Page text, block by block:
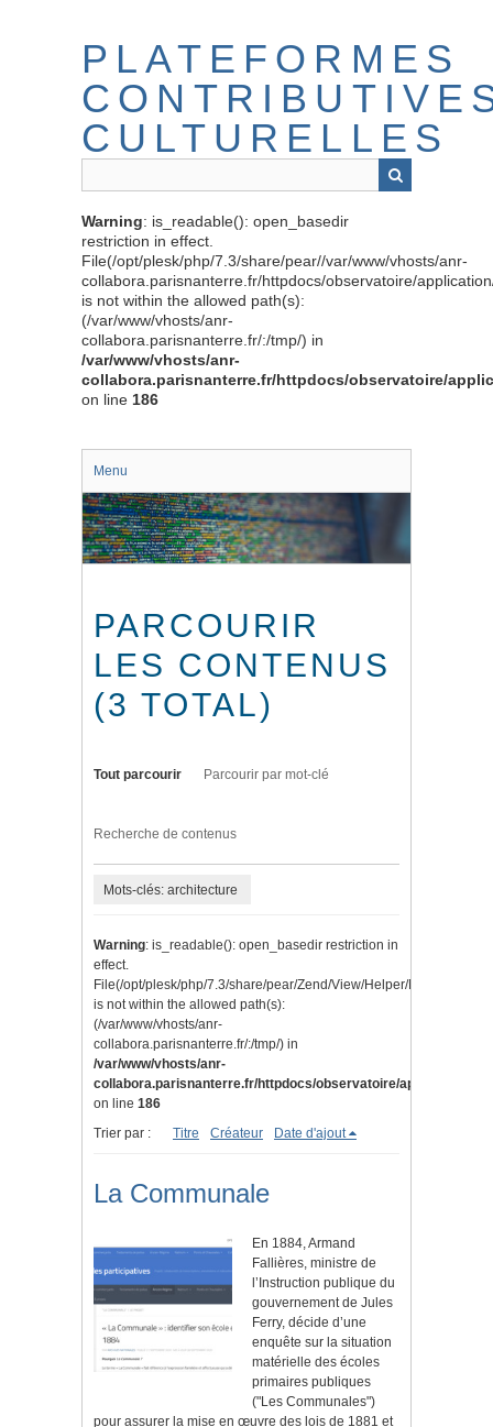
PLATEFORMES
CULTURELLES
Warning: is_readable(): open_basedir
restriction in effect.
File(/opt/plesk/php/7.3/share/pear//var/www/vhosts/anr-
collabora.parisnanterre.fr/httpdocs/observatoire/
is not within the allowed path(s):
(/var/www/vhosts/anr-
collabora.parisnanterre.fr/:/tmp/) in
/var/www/vhosts/anr-
collabora.parisnanterre.fr/httpdocs/observatoire/
on line 186
Menu
PARCOURIR
LES CONTENUS
(3 TOTAL)
Tout parcourir Parcourir par mot-clé
Recherche de contenus
Mots-clés: architecture
Warning: is_readable(): open_basedir restriction in
effect.
File(/opt/plesk/php/7.3/share/pear/Zend/View/Helper/Navigation/
is not within the allowed path(s):
(/var/www/vhosts/anr-
collabora.parisnanterre.fr/:/tmp/) in
/var/www/vhosts/anr-
collabora.parisnanterre.fr/httpdocs/observatoire/application/
on line 186
Trier par :
Titre Créateur Date d'ajout
La Communale
En 1884, Armand
Fallières, ministre de
l’Instruction publique du
gouvernement de Jules
Ferry, décide d’une
enquête sur la situation
matérielle des écoles
primaires publiques
("Les Communales")
pour assurer la mise en œuvre des lois de 1881 et